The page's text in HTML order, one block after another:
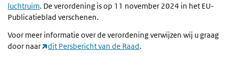
luchtruim. De verordening is op 11 november 2024 in het EU-
Publicatieblad verschenen.
Voor meer informatie over de verordening verwijzen wij u graag
door naar
dit Persbericht van de Raad.